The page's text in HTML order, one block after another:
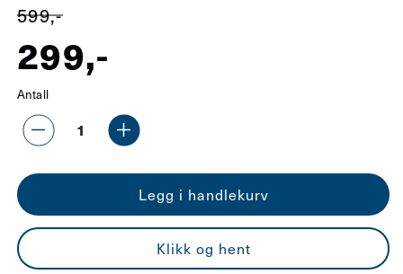
i
Salgspris
299,-
pris
599,-
Antall
Senk
antallet
Nova
Øk
antallet
for
Nova
skjerm
Legg i handlekurv
Klikk og hent